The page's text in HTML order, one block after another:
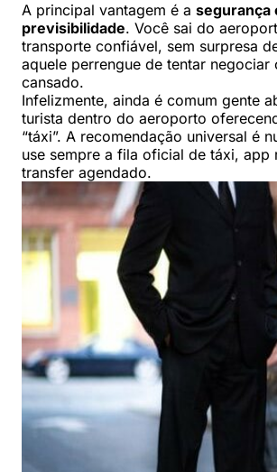
A principal vantagem é a segurança
previsibilidade. Você sai do
transporte confiável, sem surpresa
aquele perrengue de tentar negociar
cansado.
Infelizmente, ainda é comum gente
turista dentro do aeroporto
“táxi”. A recomendação universal é
use sempre a fila oficial de táxi, app
transfer agendado.